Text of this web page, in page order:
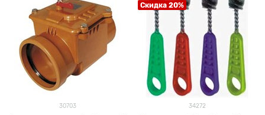
30703
Скидка 20%
34272